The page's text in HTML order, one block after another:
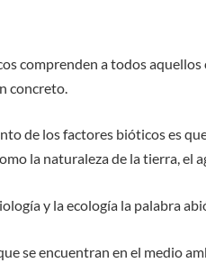
comprenden a todos
concreto.
de los factores bióticos es
la naturaleza de la tierra, el
y la ecología la palabra
se encuentran en el medio